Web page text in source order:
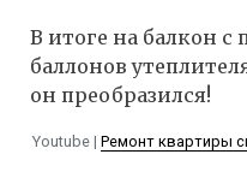
В итоге на балкон с
баллонов
он преобразился!
Youtube | Ремонт квартиры